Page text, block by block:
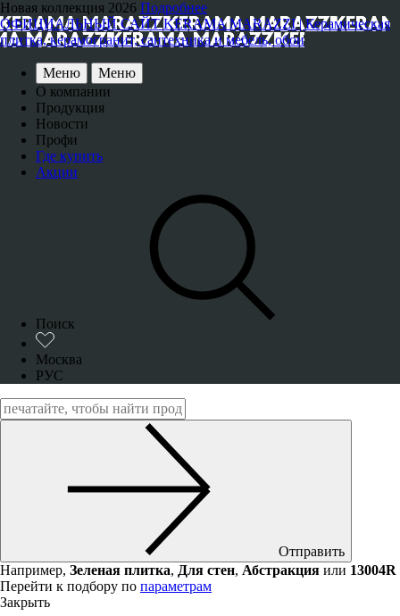
Новая коллекция 2026 Подробнее
ОФИЦИАЛЬНЫЙ САЙТ KERAMA MARAZZI | Керамическая
плитка, керамогранит, сантехника и мебель, обои
Меню
Меню
О компании
Продукция
Новости
Профи
Где купить
Акции
Поиск
Москва
РУС
Отправить
Например, Зеленая плитка, Для стен, Абстракция или 13004R
Перейти к подбору по параметрам
Закрыть